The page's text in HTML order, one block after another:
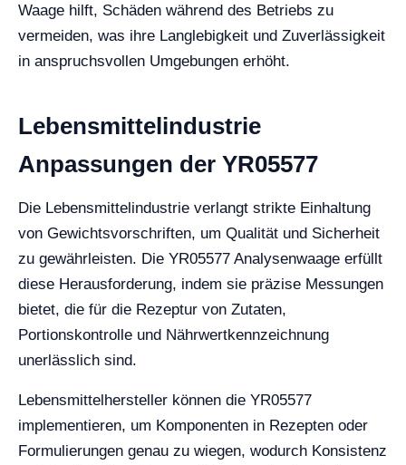
Waage hilft, Schäden während des Betriebs zu
vermeiden, was ihre Langlebigkeit und Zuverlässigkeit
in anspruchsvollen Umgebungen erhöht.
Lebensmittelindustrie
Anpassungen der YR05577
Die Lebensmittelindustrie verlangt strikte Einhaltung
von Gewichtsvorschriften, um Qualität und Sicherheit
zu gewährleisten. Die YR05577 Analysenwaage erfüllt
diese Herausforderung, indem sie präzise Messungen
bietet, die für die Rezeptur von Zutaten,
Portionskontrolle und Nährwertkennzeichnung
unerlässlich sind.
Lebensmittelhersteller können die YR05577
implementieren, um Komponenten in Rezepten oder
Formulierungen genau zu wiegen, wodurch Konsistenz